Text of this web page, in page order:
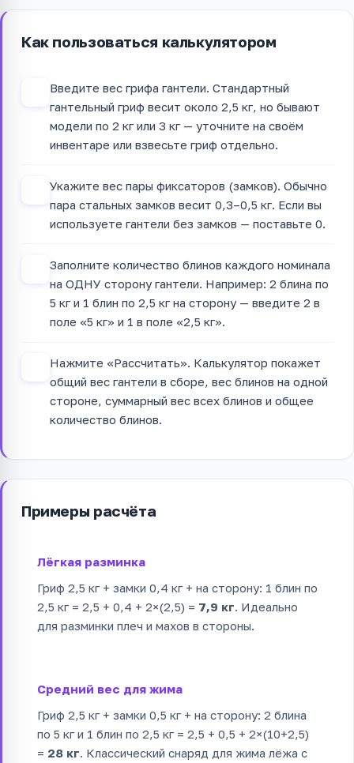
Как пользоваться калькулятором
Введите вес грифа гантели. Стандартный
гантельный гриф весит около 2,5 кг, но бывают
модели по 2 кг или 3 кг — уточните на своём
инвентаре или взвесьте гриф отдельно.
Укажите вес пары фиксаторов (замков). Обычно
пара стальных замков весит 0,3–0,5 кг. Если вы
используете гантели без замков — поставьте 0.
Заполните количество блинов каждого номинала
на ОДНУ сторону гантели. Например: 2 блина по
5 кг и 1 блин по 2,5 кг на сторону — введите 2 в
поле «5 кг» и 1 в поле «2,5 кг».
Нажмите «Рассчитать». Калькулятор покажет
общий вес гантели в сборе, вес блинов на одной
стороне, суммарный вес всех блинов и общее
количество блинов.
Примеры расчёта
Лёгкая разминка
Гриф 2,5 кг + замки 0,4 кг + на сторону: 1 блин по
2,5 кг = 2,5 + 0,4 + 2×(2,5) = 7,9 кг. Идеально
для разминки плеч и махов в стороны.
Средний вес для жима
Гриф 2,5 кг + замки 0,5 кг + на сторону: 2 блина
по 5 кг и 1 блин по 2,5 кг = 2,5 + 0,5 + 2×(10+2,5)
= 28 кг. Классический снаряд для жима лёжа с